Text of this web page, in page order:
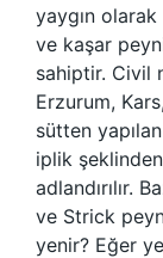
yaygın
ve kaşar
sahiptir. Civil
Erzurum,
sütten
iplik
adlandırılır.
ve Strick
yenir? Eğer